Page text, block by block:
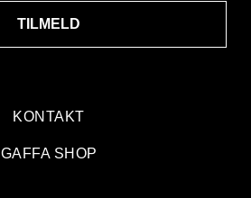
KONTAKT
GAFFA SHOP
TILMELD